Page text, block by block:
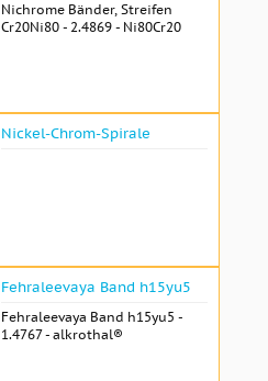
Nichrome Bänder, Streifen
Cr20Ni80 - 2.4869 - Ni80Cr20
Nickel-Chrom-Spirale
Fehraleevaya Band h15yu5
Fehraleevaya Band h15yu5 -
1.4767 - alkrothal®